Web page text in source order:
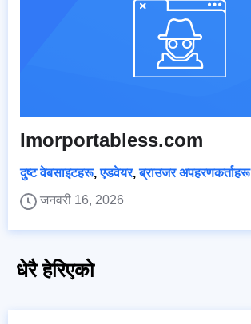
Imorportabless.com
दुष्ट वेबसाइटहरू,एडवेयर,ब्राउजर अपहरणकर्ताहरू
जनवरी 16, 2026
धेरै हेरिएको